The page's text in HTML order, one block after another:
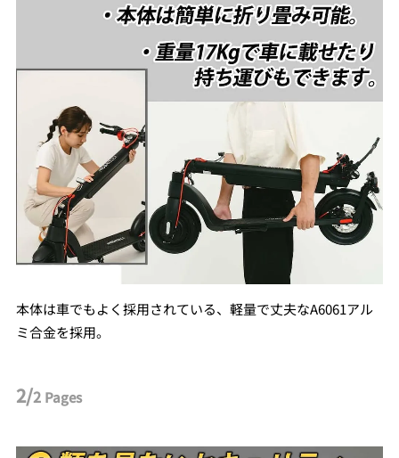
本体は車でもよく採用されている、軽量で丈夫なA6061アル
ミ合金を採用。
2/2 Pages